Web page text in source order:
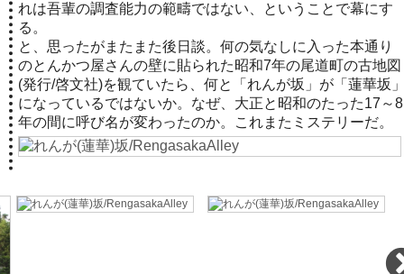
れは吾輩の調査能力の範疇ではない、ということで幕にす
る。
と、思ったがまたまた後日談。何の気なしに入った本通り
のとんかつ屋さんの壁に貼られた昭和7年の尾道町の古地図
(発行/啓文社)を観ていたら、何と「れんが坂」が「蓮華坂」
になっているではないか。なぜ、大正と昭和のたった17～8
年の間に呼び名が変わったのか。これまたミステリーだ。